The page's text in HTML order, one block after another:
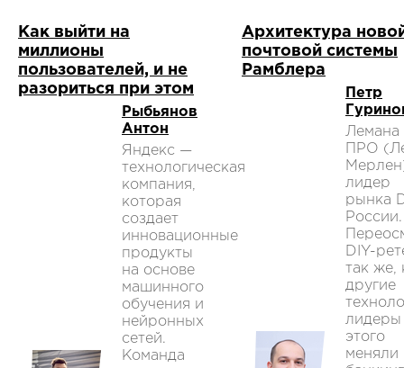
Как выйти на
миллионы
пользователей, и не
разориться при этом
Рыбьянов
Антон
Яндекс —
технологическая
компания,
которая
создает
инновационные
продукты
на основе
машинного
обучения и
нейронных
сетей.
Команда
Архитектура
почтовой системы
Рамблера
Петр
Лемана
ПРО
лидер
рынка
России.
DIY-
так же,
другие
лидеры
этого
меняли